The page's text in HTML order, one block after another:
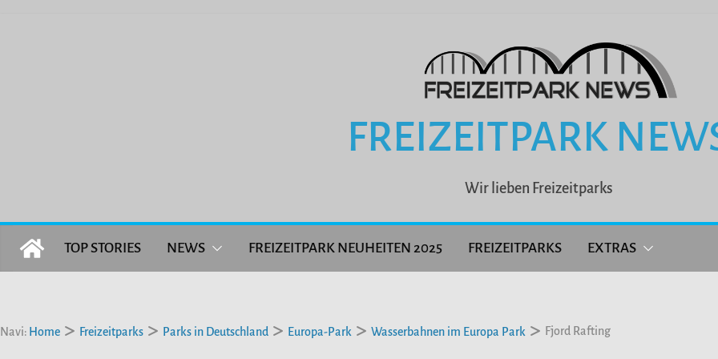
FREIZEITPARK
Wir lieben Freizeitparks
TOP STORIES NEWS FREIZEITPARK NEUHEITEN 2025 FREIZEITPARKS EXTRAS
Navi: Home Freizeitparks Parks in Deutschland Europa-Park Wasserbahnen im Europa Park Fjord Rafting